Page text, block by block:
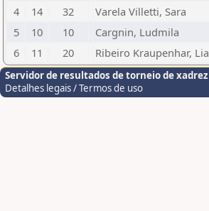
4
14 32 Varela Villetti, Sara
5
10 10 Cargnin, Ludmila
6
11 20 Ribeiro Kraupenhar, Lia
Servidor de resultados de torneio de xadrez
Detalhes legais / Termos de uso